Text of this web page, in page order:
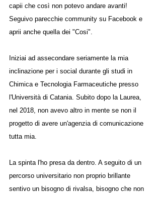
capii che così non potevo andare avanti!
Seguivo parecchie community su Facebook e
aprii anche quella dei "Cosi".
Iniziai ad assecondare seriamente la mia
inclinazione per i social durante gli studi in
Chimica e Tecnologia Farmaceutiche presso
l'Università di Catania. Subito dopo la Laurea,
nel 2018, non avevo altro in mente se non il
progetto di avere un'agenzia di comunicazione
tutta mia.
La spinta l'ho presa da dentro. A seguito di un
percorso universitario non proprio brillante
sentivo un bisogno di rivalsa, bisogno che non